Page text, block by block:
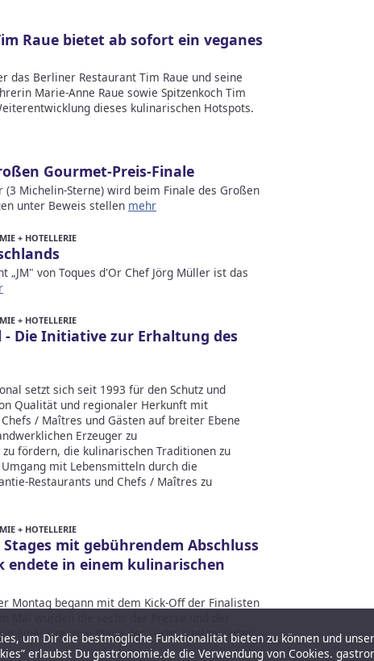
Raue bietet ab sofort ein veganes
das Berliner Restaurant Tim Raue und seine
Marie-Anne Raue sowie Spitzenkoch Tim
dieses kulinarischen Hotspots.
Gourmet-Preis-Finale
Michelin-Sterne) wird beim Finale des Großen
unter Beweis stellen mehr
+ HOTELLERIE
„JM" von Toques d'Or Chef Jörg Müller ist das
+ HOTELLERIE
Die Initiative zur Erhaltung des
setzt sich seit 1993 für den Schutz und
Qualität und regionaler Herkunft mit
/ Maîtres und Gästen auf breiter Ebene
Erzeuger zu
fördern, die kulinarischen Traditionen zu
mit Lebensmitteln durch die
Restaurants und Chefs / Maîtres zu
+ HOTELLERIE
mit gebührendem Abschluss
endete in einem kulinarischen
Montag begann mit dem Kick-Off der Finalisten
einer Creative Stage der sechs Titelanwärter
um Dir die bestmögliche Funktionalität bieten zu können und
erlaubst Du gastronomie.de die Verwendung von Cookies.